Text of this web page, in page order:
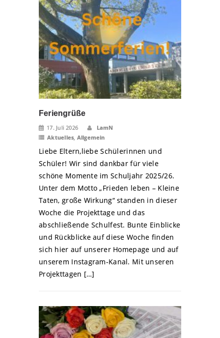
Feriengrüße
17. Juli 2026
LamN
Aktuelles, Allgemein
Liebe Eltern,liebe Schülerinnen und
Schüler! Wir sind dankbar für viele
schöne Momente im Schuljahr 2025/26.
Unter dem Motto „Frieden leben – Kleine
Taten, große Wirkung“ standen in dieser
Woche die Projekttage und das
abschließende Schulfest. Bunte Einblicke
und Rückblicke auf diese Woche finden
sich hier auf unserer Homepage und auf
unserem Instagram-Kanal. Mit unseren
Projekttagen […]